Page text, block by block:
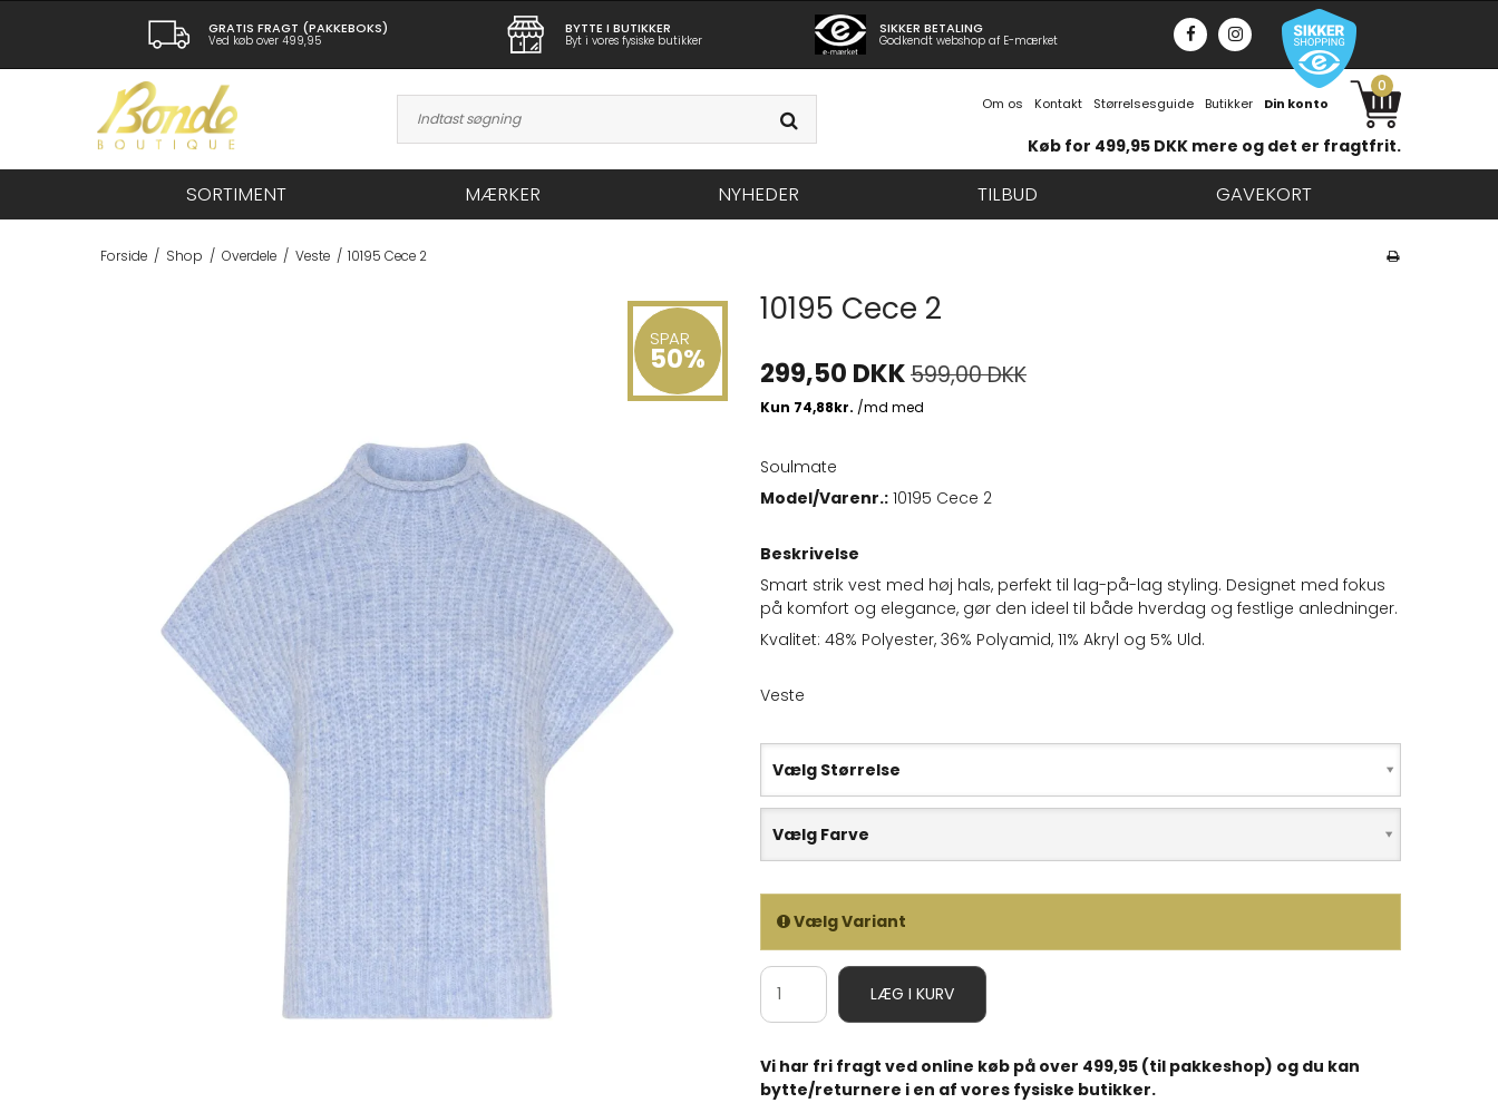
GRATIS FRAGT (PAKKEBOKS)
Ved køb over 499,95
BYTTE I BUTIKKER
Byt i vores fysiske butikker
SIKKER BETALING
Godkendt webshop af E-mærket
Om os Kontakt Størrelsesguide Butikker Din konto
0
Køb for 499,95 DKK mere og det er fragtfrit.
SORTIMENT MÆRKER NYHEDER TILBUD GAVEKORT
Forside / Shop / Overdele / Veste / 10195 Cece 2
SPAR
50%
10195 Cece 2
299,50 DKK599,00 DKK
Soulmate
Model/Varenr.: 10195 Cece 2
Beskrivelse
Smart strik vest med høj hals, perfekt til lag-på-lag styling. Designet med fokus
på komfort og elegance, gør den ideel til både hverdag og festlige anledninger.
Kvalitet: 48% Polyester, 36% Polyamid, 11% Akryl og 5% Uld.
Veste
Vælg Størrelse
Vælg Farve
Vælg Variant
LÆG I KURV
Vi har fri fragt ved online køb på over 499,95 (til pakkeshop) og du kan
bytte/returnere i en af vores fysiske butikker.